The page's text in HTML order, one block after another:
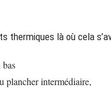
thermiques là où cela
plancher intermédiaire,